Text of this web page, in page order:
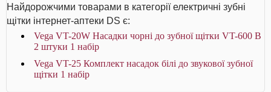
Найдорожчими товарами в категорії електричні зубні
щітки інтернет-аптеки DS є:
Vega VT-20W Насадки чорні до зубної щітки VT-600 В
2 штуки 1 набір
Vega VT-25 Комплект насадок білі до звукової зубної
щітки 1 набір